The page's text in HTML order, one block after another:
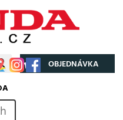
Můj účet OBJEDNÁVKA